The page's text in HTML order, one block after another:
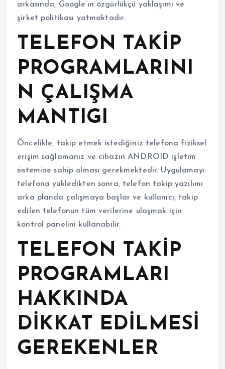
arkasında, Google’ın özgürlükçü yaklaşımı ve
şirket politikası yatmaktadır.
TELEFON TAKİP
PROGRAMLARINI
N ÇALIŞMA
MANTIGI
Öncelikle, takip etmek istediğiniz telefona fiziksel
erişim sağlamanız ve cihazın ANDROID işletim
sistemine sahip olması gerekmektedir. Uygulamayı
telefona yükledikten sonra, telefon takip yazılımı
arka planda çalışmaya başlar ve kullanıcı, takip
edilen telefonun tüm verilerine ulaşmak için
kontrol panelini kullanabilir.
TELEFON TAKİP
PROGRAMLARI
HAKKINDA
DİKKAT EDİLMESİ
GEREKENLER